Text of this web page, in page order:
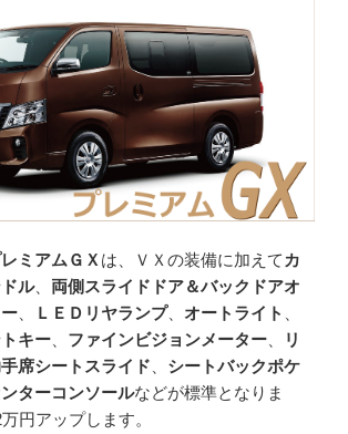
ミアムＧＸ は、ＶＸの装備に加えて カ
ル、 両側スライドドア＆バックドアオ
ＬＥＤリヤランプ、 オートライト
キー
ファインビジョンメーター
リ
席シートスライド
シートバックポケ
ターコンソールなどが標準となりま
円アップします。